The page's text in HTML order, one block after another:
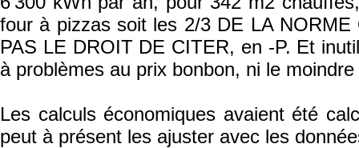
four à pizzas soit les 2/3 DE LA
PAS LE DROIT DE CITER, en -P. Et
à problèmes au prix bonbon, ni le moindre
Les calculs économiques avaient été
peut à présent les ajuster avec les